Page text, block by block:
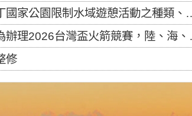
制水域遊憩活動之種類、範圍、時間及行為」，自即日生效。
盃火箭競賽，陸、海、空域警戒及協調相關事宜，因颱風備案事宜
修